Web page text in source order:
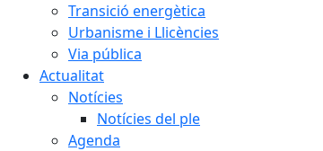
Transició energètica
Urbanisme i Llicències
Via pública
Actualitat
Notícies
Notícies del ple
Agenda